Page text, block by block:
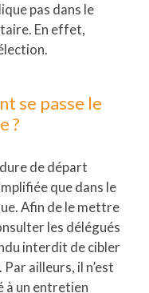
pas dans le
En effet,
se passe le
?
de départ
que dans le
Afin de le mettre
les délégués
interdit de cibler
ailleurs, il n’est
à un entretien